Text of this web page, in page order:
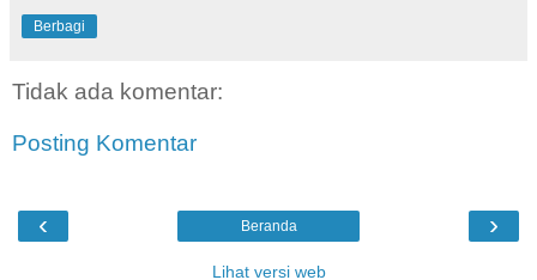
Berbagi
Tidak ada komentar:
Posting Komentar
‹ ›
Beranda
Lihat versi web